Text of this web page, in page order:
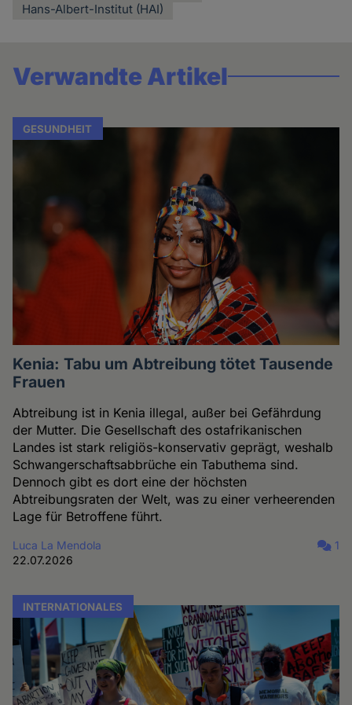
Hans-Albert-Institut (HAI)
Verwandte Artikel
GESUNDHEIT
Kenia: Tabu um Abtreibung tötet Tausende
Frauen
Abtreibung ist in Kenia illegal, außer bei Gefährdung
der Mutter. Die Gesellschaft des ostafrikanischen
Landes ist stark religiös-konservativ geprägt, weshalb
Schwangerschaftsabbrüche ein Tabuthema sind.
Dennoch gibt es dort eine der höchsten
Abtreibungsraten der Welt, was zu einer verheerenden
Lage für Betroffene führt.
Luca La Mendola
22.07.2026
1
INTERNATIONALES